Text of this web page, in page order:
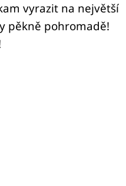
vyrazit na největší
pěkně pohromadě!